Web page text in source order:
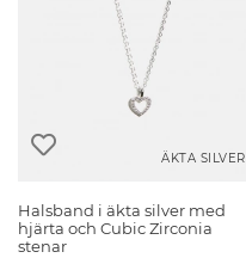
ÄKTA SILVER
Halsband i äkta silver med
hjärta och Cubic Zirconia
stenar